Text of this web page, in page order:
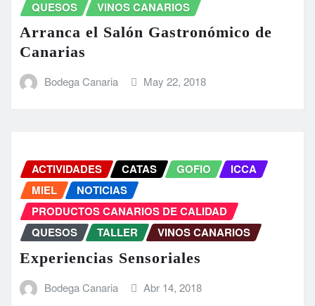
QUESOS
VINOS CANARIOS
Arranca el Salón Gastronómico de
Canarias
Bodega Canaria May 22, 2018
ACTIVIDADES CATAS GOFIO
ICCA
MIEL
NOTICIAS
PRODUCTOS CANARIOS DE CALIDAD
QUESOS
TALLER VINOS CANARIOS
Experiencias Sensoriales
Bodega Canaria Abr 14, 2018